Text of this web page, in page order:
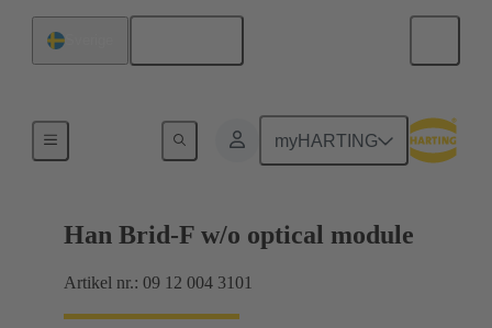
myHARTING
Han Brid-F w/o optical module
Artikel nr.: 09 12 004 3101